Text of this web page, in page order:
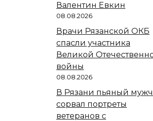
Валентин Евкин
08.08.2026
Врачи Рязанской ОКБ
спасли участника
Великой
войны
08.08.2026
В Рязани пьяный
сорвал портреты
ветеранов с